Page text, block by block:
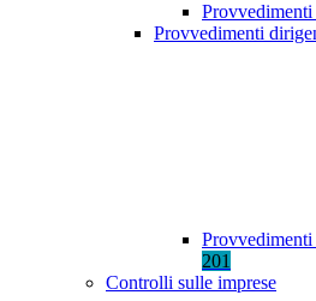
Provvedimenti
201
Controlli sulle imprese